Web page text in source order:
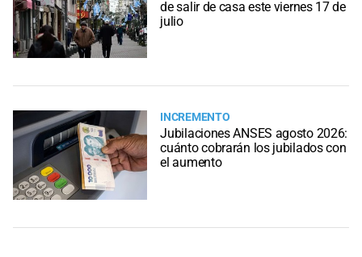
de salir de casa este viernes 17 de
julio
INCREMENTO
Jubilaciones ANSES agosto 2026:
cuánto cobrarán los jubilados con
el aumento